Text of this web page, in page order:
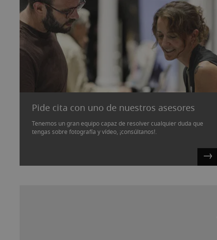
Pide cita con uno de nuestros asesores
Tenemos un gran equipo capaz de resolver cualquier duda que
tengas sobre fotografía y vídeo, ¡consúltanos!.